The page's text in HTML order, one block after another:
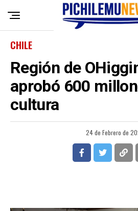
CHILE
Región de
aprobó 600
cultura
24 de Febrero de